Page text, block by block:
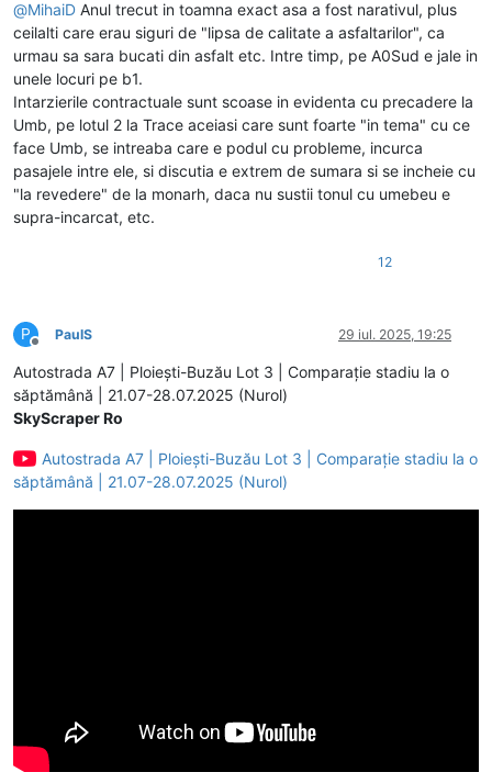
@MihaiD Anul trecut in toamna exact asa a fost narativul, plus
ceilalti care erau siguri de "lipsa de calitate a asfaltarilor", ca
urmau sa sara bucati din asfalt etc. Intre timp, pe A0Sud e jale in
unele locuri pe b1.
Intarzierile contractuale sunt scoase in evidenta cu precadere la
Umb, pe lotul 2 la Trace aceiasi care sunt foarte "in tema" cu ce
face Umb, se intreaba care e podul cu probleme, incurca
pasajele intre ele, si discutia e extrem de sumara si se incheie cu
"la revedere" de la monarh, daca nu sustii tonul cu umebeu e
supra-incarcat, etc.
12
P
Deconectat
PaulS 29 iul. 2025, 19:25
Autostrada A7 | Ploiești-Buzău Lot 3 | Comparație stadiu la o
săptămână | 21.07-28.07.2025 (Nurol)
SkyScraper Ro
Autostrada A7 | Ploiești-Buzău Lot 3 | Comparație stadiu la o
săptămână | 21.07-28.07.2025 (Nurol)